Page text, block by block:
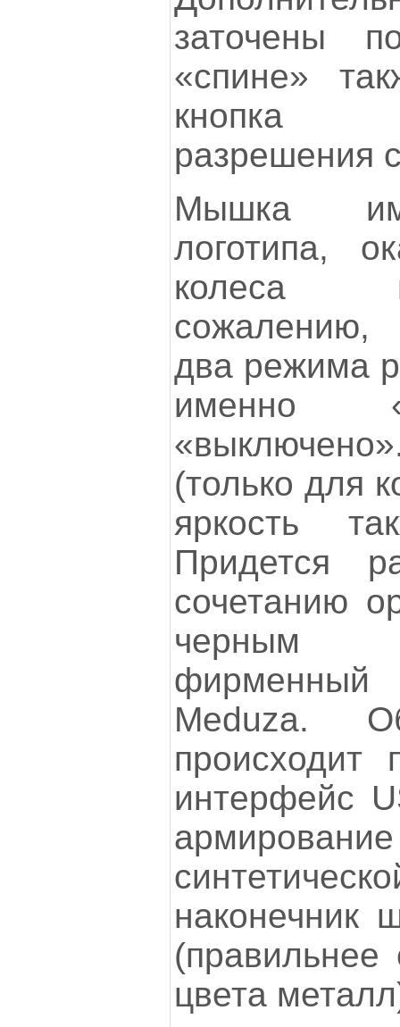
заточены
«спине»
кнопка
разрешения
Мышка
логотипа,
колеса
сожалению,
два режима
именно
(только для
яркость
Придется
сочетанию
черным
фирменный
Meduza.
происходит
интерфейс
наконечник
(правильнее
цвета